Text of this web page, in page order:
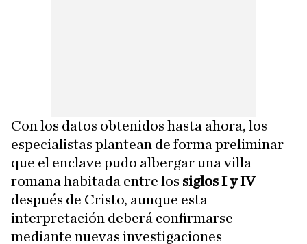
Con los datos obtenidos hasta ahora, los
especialistas plantean de forma preliminar
que el enclave pudo albergar una villa
romana habitada entre los siglos I y IV
después de Cristo, aunque esta
interpretación deberá confirmarse
mediante nuevas investigaciones